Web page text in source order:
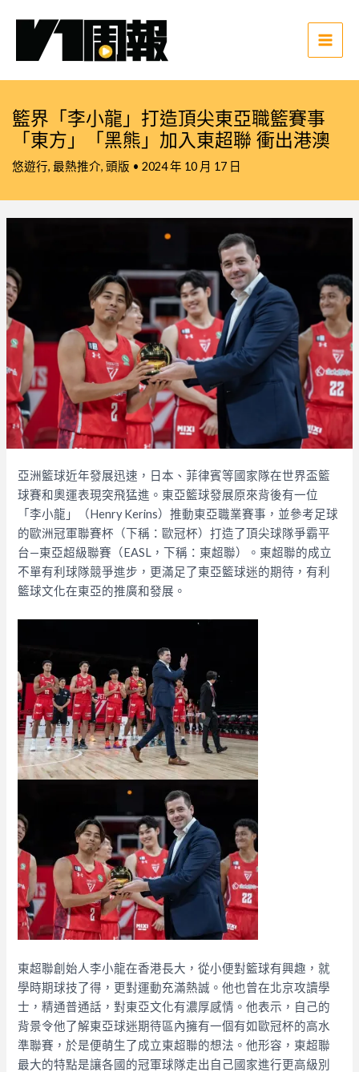
Main
籃界「李小龍」打造頂尖東亞職籃賽事
「東方」「黑熊」加入東超聯 衝出港澳
悠遊行, 最熱推介, 頭版 • 2024 年 10 月 17 日
亞洲籃球近年發展迅速，日本、菲律賓等國家隊在世界盃籃
球賽和奧運表現突飛猛進。東亞籃球發展原來背後有一位
「李小龍」（Henry Kerins）推動東亞職業賽事，並參考足球
的歐洲冠軍聯賽杯（下稱：歐冠杯）打造了頂尖球隊爭霸平
台—東亞超級聯賽（EASL，下稱：東超聯）。東超聯的成立
不單有利球隊競爭進步，更滿足了東亞籃球迷的期待，有利
籃球文化在東亞的推廣和發展。
東超聯創始人李小龍在香港長大，從小便對籃球有興趣，就
學時期球技了得，更對運動充滿熱誠。他也曾在北京攻讀學
士，精通普通話，對東亞文化有濃厚感情。他表示，自己的
背景令他了解東亞球迷期待區內擁有一個有如歐冠杯的高水
準聯賽，於是便萌生了成立東超聯的想法。他形容，東超聯
最大的特點是讓各國的冠軍球隊走出自己國家進行更高級別